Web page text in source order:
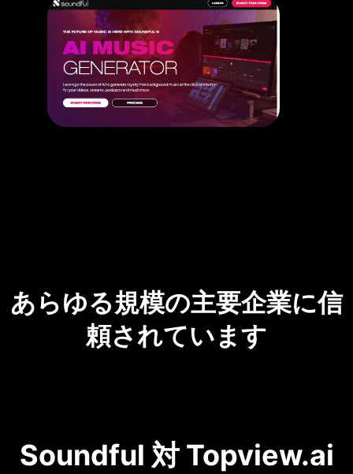
あらゆる規模の主要企業に信
頼されています
Soundful 対 Topview.ai